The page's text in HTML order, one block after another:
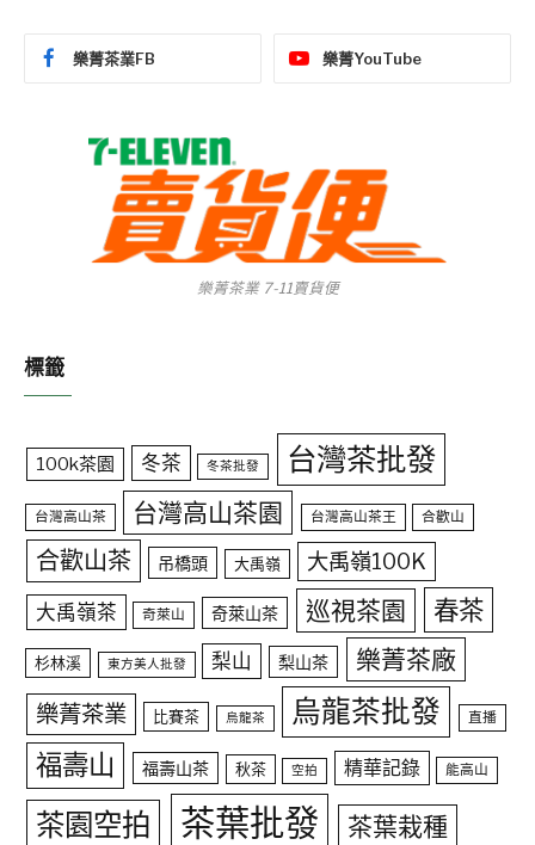
樂菁茶業FB 樂菁YouTube
樂菁茶業 7-11賣貨便
標籤
100k茶園 冬茶 冬茶批發 台灣茶批發
台灣高山茶 台灣高山茶園 台灣高山茶王 合歡山
合歡山茶 吊橋頭 大禹嶺 大禹嶺100K
大禹嶺茶 奇萊山 奇萊山茶 巡視茶園 春茶
杉林溪 東方美人批發 梨山 梨山茶 樂菁茶廠
樂菁茶業 比賽茶 烏龍茶 烏龍茶批發 直播
福壽山 福壽山茶 秋茶 空拍 精華記錄 能高山
茶園空拍 茶葉批發 茶葉栽種